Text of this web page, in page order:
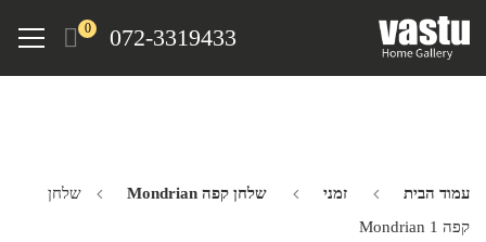
072-3319433
0
Menu
עמוד הבית זמני שלחן קפה Mondrian
שלחן
קפה Mondrian 1